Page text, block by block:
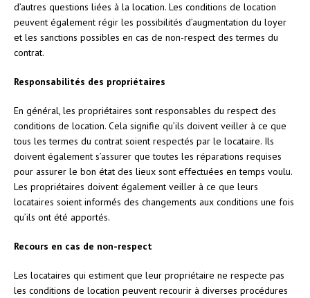
d’autres questions liées à la location. Les conditions de location
peuvent également régir les possibilités d’augmentation du loyer
et les sanctions possibles en cas de non-respect des termes du
contrat.
Responsabilités des propriétaires
En général, les propriétaires sont responsables du respect des
conditions de location. Cela signifie qu’ils doivent veiller à ce que
tous les termes du contrat soient respectés par le locataire. Ils
doivent également s’assurer que toutes les réparations requises
pour assurer le bon état des lieux sont effectuées en temps voulu.
Les propriétaires doivent également veiller à ce que leurs
locataires soient informés des changements aux conditions une fois
qu’ils ont été apportés.
Recours en cas de non-respect
Les locataires qui estiment que leur propriétaire ne respecte pas
les conditions de location peuvent recourir à diverses procédures